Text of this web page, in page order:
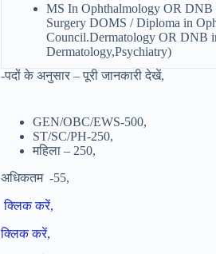
MS In Ophthalmology OR DNB
Surgery DOMS / Diploma in
Council.Dermatology OR DNB
Dermatology,Psychiatry)
-पदों के अनुसार – पूरी जानकारी देखें,
GEN/OBC/EWS-500,
ST/SC/PH-250,
महिला – 250,
अधिकतम -55,
क्लिक करें,
क्लिक करें,